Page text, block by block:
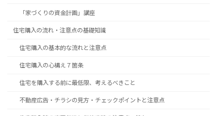
「家づくりの資金計画」講座
住宅購入の流れ・注意点の基礎知識
住宅購入の基本的な流れと注意点
住宅購入の心構え７箇条
住宅を購入する前に最低限、考えるべきこと
不動産広告・チラシの見方・チェックポイントと注意点